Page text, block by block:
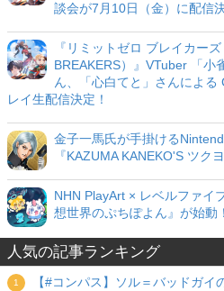
談会が7月10日（金）に配信
『リミットゼロ ブレイカー
BREAKERS）』VTuber 「小
ん、「心白てと」さんによ
レイ生配信決定！
金子一馬氏が手掛ける
『KAZUMA KANEKO'S ツク
NHN PlayArt × レベルファイ
想世界のぷちぽよん』が始動！
人気の記事ランキング
【#コンパス】ソル＝バッドガ